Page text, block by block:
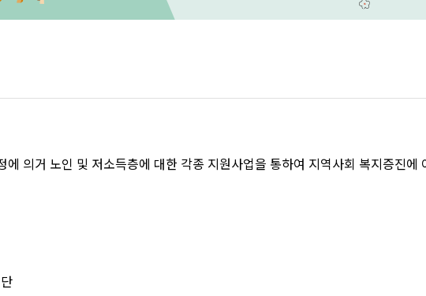
의거 노인 및 저소득층에 대한 각종 지원사업을 통하여 지역사회 복지증진에